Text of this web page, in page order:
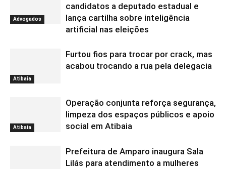
Advogados
candidatos a deputado estadual e
lança cartilha sobre inteligência
artificial nas eleições
Atibaia
Furtou fios para trocar por crack, mas
acabou trocando a rua pela delegacia
Atibaia
Operação conjunta reforça segurança,
limpeza dos espaços públicos e apoio
social em Atibaia
Prefeitura de Amparo inaugura Sala
Lilás para atendimento a mulheres